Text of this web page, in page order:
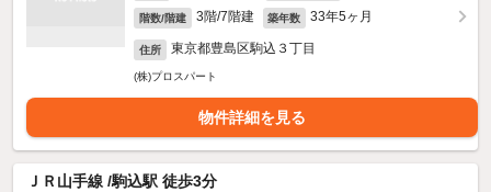
階数/階建 3階/7階建 築年数 33年5ヶ月
住所 東京都豊島区駒込３丁目
(株)プロスパート
物件詳細を見る
ＪＲ山手線 /駒込駅 徒歩3分